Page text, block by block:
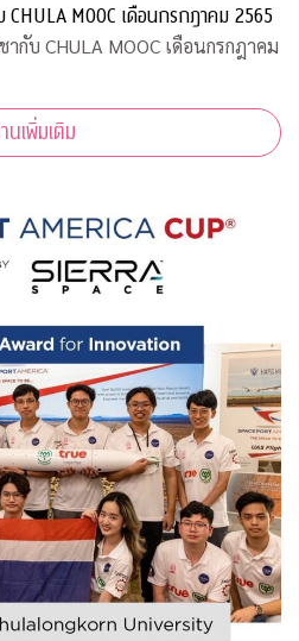
CHULA MOOC เดือนกรกฎาคม 2565
กับ CHULA MOOC เดือนกรกฎาคม
นเพิ่มเติม